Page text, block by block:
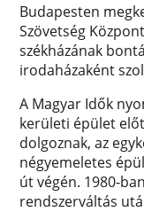
Budapesten
Szövetség
székházának
irodaházaként
A Magyar Idők
kerületi épület
dolgoznak, az
négyemeletes
út végén. 1980-
rendszerváltás